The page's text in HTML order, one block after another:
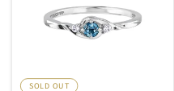
SOLD OUT